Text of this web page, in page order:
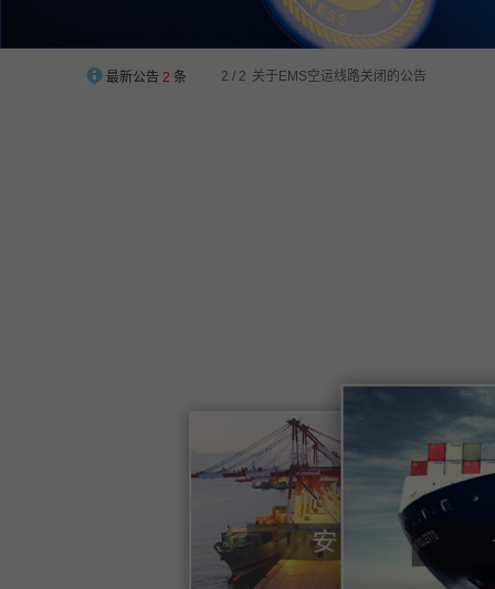
最新公告 2 条 2 / 2 关于EMS空运线路关闭的公告